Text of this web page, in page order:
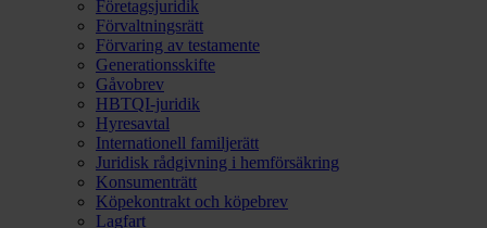
Företagsjuridik
Förvaltningsrätt
Förvaring av testamente
Generationsskifte
Gåvobrev
HBTQI-juridik
Hyresavtal
Internationell familjerätt
Juridisk rådgivning i hemförsäkring
Konsumenträtt
Köpekontrakt och köpebrev
Lagfart